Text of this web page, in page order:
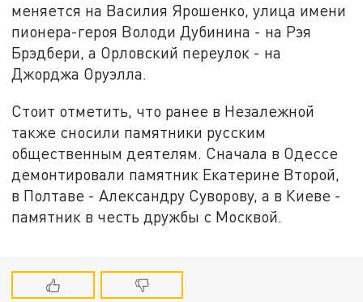
меняется на Василия Ярошенко, улица имени
пионера-героя Володи Дубинина - на Рэя
Брэдбери, а Орловский переулок - на
Джорджа Оруэлла.
Стоит отметить, что ранее в Незалежной
также сносили памятники русским
общественным деятелям. Сначала в Одессе
демонтировали памятник Екатерине Второй,
в Полтаве - Александру Суворову, а в Киеве -
памятник в честь дружбы с Москвой.